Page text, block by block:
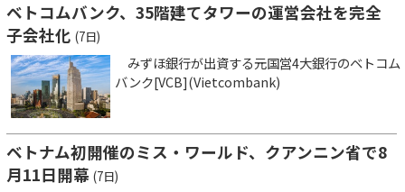
ベトコムバンク、35階建てタワーの運営会社を完全
子会社化 (7日)
みずほ銀行が出資する元国営4大銀行のベトコム
バンク[VCB](Vietcombank)
ベトナム初開催のミス・ワールド、クアンニン省で8
月11日開幕 (7日)